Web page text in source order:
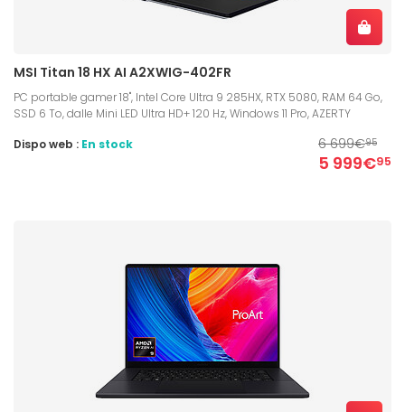
MSI Titan 18 HX AI A2XWIG-402FR
PC portable gamer 18", Intel Core Ultra 9 285HX, RTX 5080, RAM 64 Go,
SSD 6 To, dalle Mini LED Ultra HD+ 120 Hz, Windows 11 Pro, AZERTY
6 699€95
5 999€95
Dispo web : En stock